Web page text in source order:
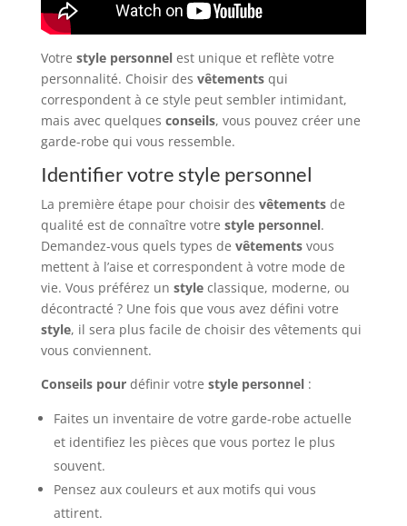
Votre style personnelest unique et reflète votre
personnalité. Choisir des vêtementsqui
correspondent à ce style peut sembler intimidant,
mais avec quelques conseils, vous pouvez créer une
garde-robe qui vous ressemble.
Identifier votre style personnel
La première étape pour choisir des vêtementsde
qualité est de connaître votre style personnel.
Demandez-vous quels types de vêtementsvous
mettent à l’aise et correspondent à votre mode de
vie. Vous préférez un styleclassique, moderne, ou
décontracté ? Une fois que vous avez défini votre
style, il sera plus facile de choisir des vêtements qui
vous conviennent.
Conseils pourdéfinir votre style personnel:
Faites un inventaire de votre garde-robe actuelle
et identifiez les pièces que vous portez le plus
souvent.
Pensez aux couleurs et aux motifs qui vous
attirent.